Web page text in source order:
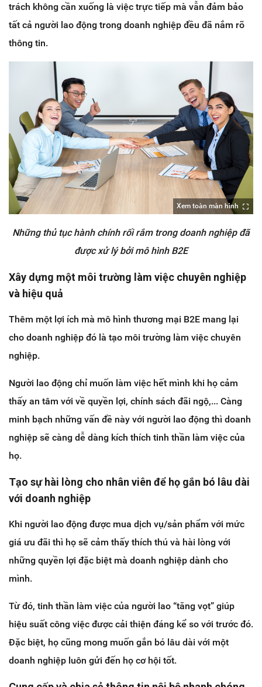
trách không cần xuống là việc trực tiếp mà vẫn đảm bảo
tất cả người lao động trong doanh nghiệp đều đã nắm rõ
thông tin.
Xem toàn màn hình
Những thủ tục hành chính rối rắm trong doanh nghiệp đã
được xử lý bởi mô hình B2E
Xây dựng một môi trường làm việc chuyên nghiệp
và hiệu quả
Thêm một lợi ích mà mô hình thương mại B2E mang lại
cho doanh nghiệp đó là tạo môi trường làm việc chuyên
nghiệp.
Người lao động chỉ muốn làm việc hết mình khi họ cảm
thấy an tâm với về quyền lợi, chính sách đãi ngộ,... Càng
minh bạch những vấn đề này với người lao động thì doanh
nghiệp sẽ càng dễ dàng kích thích tinh thần làm việc của
họ.
Tạo sự hài lòng cho nhân viên để họ gắn bó lâu dài
với doanh nghiệp
Khi người lao động được mua dịch vụ/sản phẩm với mức
giá ưu đãi thì họ sẽ cảm thấy thích thú và hài lòng với
những quyền lợi đặc biệt mà doanh nghiệp dành cho
mình.
Từ đó, tinh thần làm việc của người lao “tăng vọt” giúp
hiệu suất công việc được cải thiện đáng kể so với trước đó.
Đặc biệt, họ cũng mong muốn gắn bó lâu dài với một
doanh nghiệp luôn gửi đến họ cơ hội tốt.